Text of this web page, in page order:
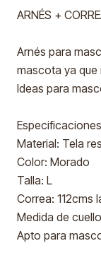
ARNÉS +
Arnés para
mascota ya que
Ideas para
Material: Tela
Color: Morado
Talla: L
Correa: 112cms
Medida de
Apto para